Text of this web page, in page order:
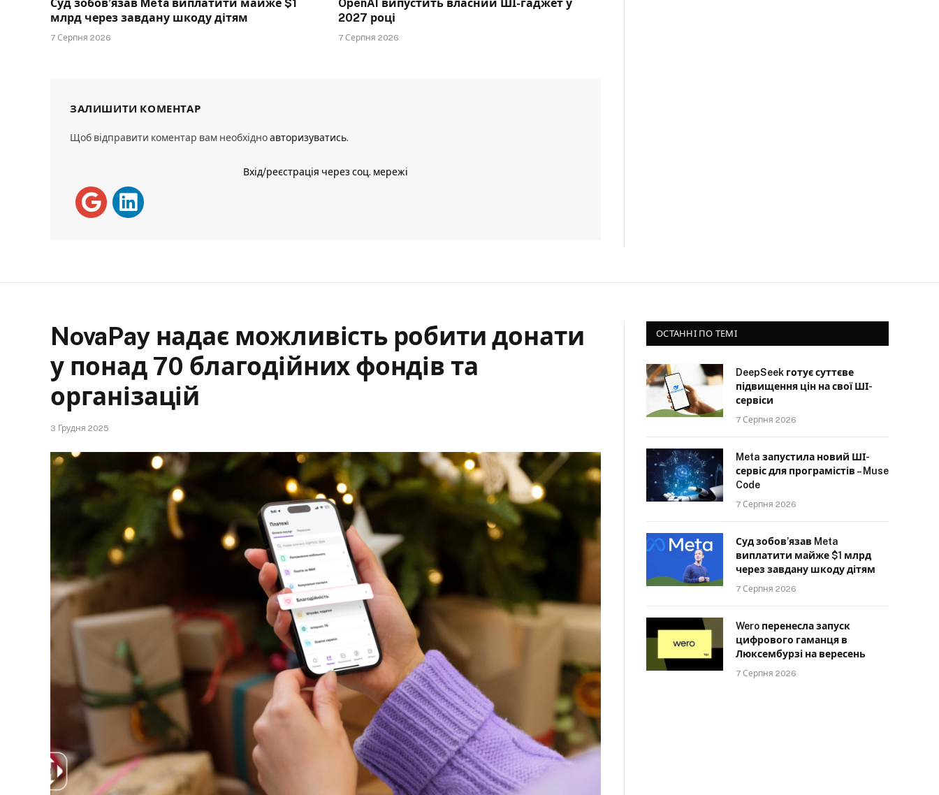
Суд зобов’язав Meta виплатити майже $1
млрд через завдану шкоду дітям
7 Серпня 2026
OpenAI випустить власний ШІ-гаджет у
2027 році
7 Серпня 2026
ЗАЛИШИТИ КОМЕНТАР
Щоб відправити коментар вам необхідноавторизуватись.
Вхід/реєстрація через соц. мережі
NovaPay надає можливість робити донати
у понад 70 благодійних фондів та
організацій
3 Грудня 2025
ОСТАННІ ПО ТЕМІ
DeepSeek готує суттєве
підвищення цін на свої ШІ-
сервіси
7 Серпня 2026
Meta запустила новий ШІ-
сервіс для програмістів – Muse
Code
7 Серпня 2026
Суд зобов’язав Meta
виплатити майже $1 млрд
через завдану шкоду дітям
7 Серпня 2026
Wero перенесла запуск
цифрового гаманця в
Люксембурзі на вересень
7 Серпня 2026